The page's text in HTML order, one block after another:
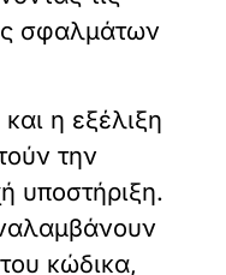
σφαλμάτων
η εξέλιξη
την
υποστήριξη.
κώδικα,